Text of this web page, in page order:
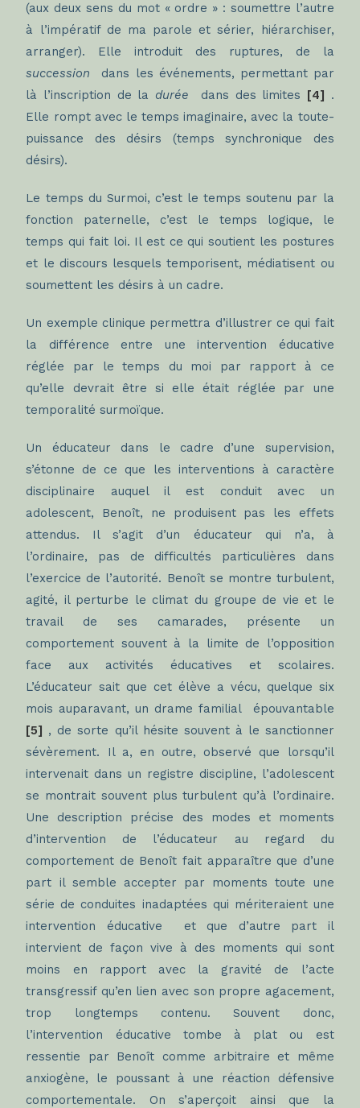
(aux deux sens du mot « ordre » : soumettre l’autre
à l’impératif de ma parole et sérier, hiérarchiser,
arranger). Elle introduit des ruptures, de la
succession dans les événements, permettant par
là l’inscription de la durée dans des limites [4] .
Elle rompt avec le temps imaginaire, avec la toute-
puissance des désirs (temps synchronique des
désirs).
Le temps du Surmoi, c’est le temps soutenu par la
fonction paternelle, c’est le temps logique, le
temps qui fait loi. Il est ce qui soutient les postures
et le discours lesquels temporisent, médiatisent ou
soumettent les désirs à un cadre.
Un exemple clinique permettra d’illustrer ce qui fait
la différence entre une intervention éducative
réglée par le temps du moi par rapport à ce
qu’elle devrait être si elle était réglée par une
temporalité surmoïque.
Un éducateur dans le cadre d’une supervision,
s’étonne de ce que les interventions à caractère
disciplinaire auquel il est conduit avec un
adolescent, Benoît, ne produisent pas les effets
attendus. Il s’agit d’un éducateur qui n’a, à
l’ordinaire, pas de difficultés particulières dans
l’exercice de l’autorité. Benoît se montre turbulent,
agité, il perturbe le climat du groupe de vie et le
travail de ses camarades, présente un
comportement souvent à la limite de l’opposition
face aux activités éducatives et scolaires.
L’éducateur sait que cet élève a vécu, quelque six
mois auparavant, un drame familial épouvantable
[5] , de sorte qu’il hésite souvent à le sanctionner
sévèrement. Il a, en outre, observé que lorsqu’il
intervenait dans un registre discipline, l’adolescent
se montrait souvent plus turbulent qu’à l’ordinaire.
Une description précise des modes et moments
d’intervention de l’éducateur au regard du
comportement de Benoît fait apparaître que d’une
part il semble accepter par moments toute une
série de conduites inadaptées qui mériteraient une
intervention éducative et que d’autre part il
intervient de façon vive à des moments qui sont
moins en rapport avec la gravité de l’acte
transgressif qu’en lien avec son propre agacement,
trop longtemps contenu. Souvent donc,
l’intervention éducative tombe à plat ou est
ressentie par Benoît comme arbitraire et même
anxiogène, le poussant à une réaction défensive
comportementale. On s’aperçoit ainsi que la